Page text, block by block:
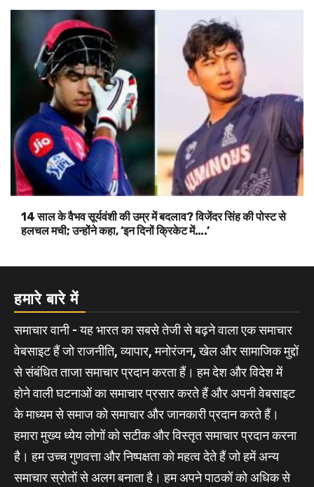
14 साल के वैभव सूर्यवंशी की उम्र में बदलाव? विजेंदर सिंह की पोस्ट से
हलचल मची; उन्होंने कहा, ‘इन दिनों क्रिकेट में….’
हमारे बारे में
समाचार वानी - यह भारत का सबसे तेजी से बढ़ने वाला एक समाचार
वेबसाइट हैं जो राजनीति, व्यापार, मनोरंजन, खेल और सामाजिक मुद्दों
से संबंधित ताजा समाचार प्रदान करता हैं। हम देश और विदेश में
होने वाली घटनाओं का समाचार प्रसार करते हैं और अपनी वेबसाइट
के माध्यम से समाज को समाचार और जानकारी प्रदान करते हैं।
हमारा मुख्य ध्येय लोगों को सटीक और विस्तृत समाचार प्रदान करना
है। हम उच्च गुणवत्ता और निष्पक्षता को महत्व देते हैं जो हमें अन्य
समाचार स्रोतों से अलग बनाता है। हम अपने पाठकों को अधिक से